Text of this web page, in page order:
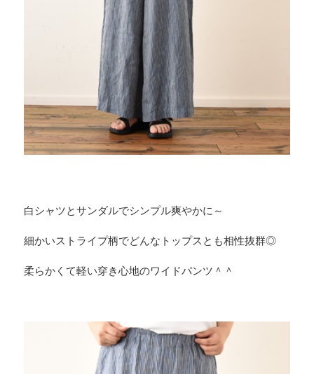
白シャツとサンダルでシンプル爽やかに～
細かいストライプ柄でどんなトップスとも相性抜群◎
柔らかくて軽い穿き心地のワイドパンツ＾＾